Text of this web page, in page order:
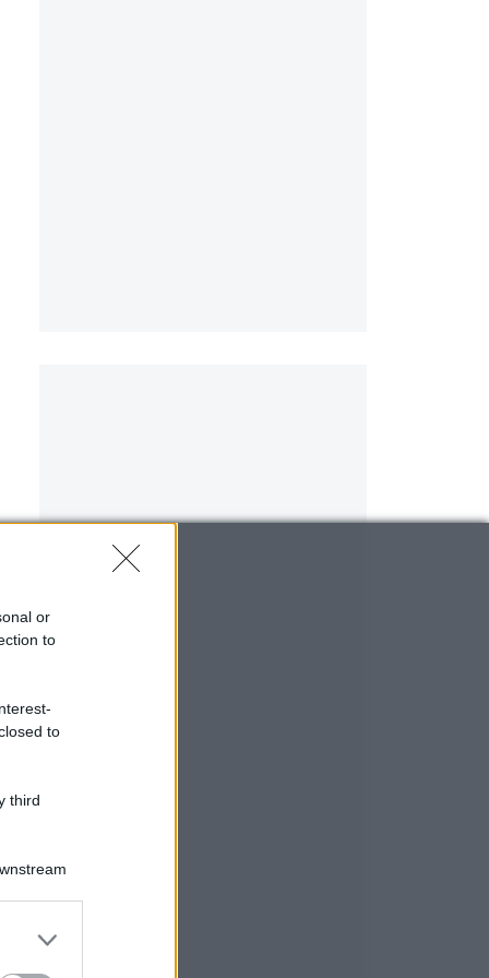
or
to
to
third